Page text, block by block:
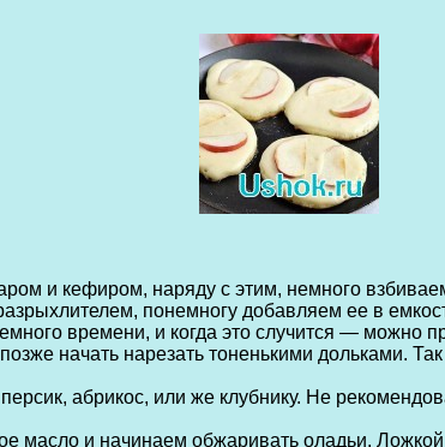
и кефиром, наряду с этим, немного
понемногу добавляем ее в
времени, и когда это случится — можно
начать нарезать тоненькими дольками.
абрикос, или же клубнику. Не
масло и начинаем обжаривать оладьи.